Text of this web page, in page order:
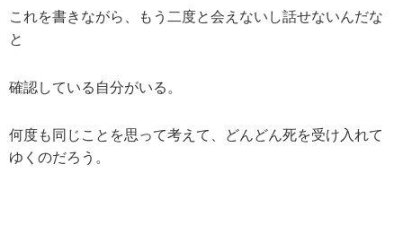
これを書きながら、もう二度と会えないし話せないんだな
と
確認している自分がいる。
何度も同じことを思って考えて、どんどん死を受け入れて
ゆくのだろう。